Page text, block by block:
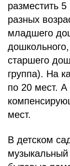
разместить
разных
младшего
старшего
группа). На
по 20 мест. А
мест.
В детском